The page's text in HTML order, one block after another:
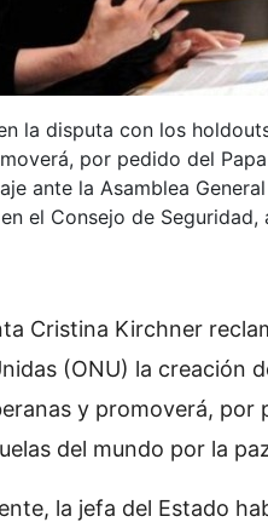
la disputa con los
por pedido del
ante la Asamblea
el Consejo de Seguridad,
Cristina Kirchner
(ONU) la creación
y promoverá, por
del mundo por la
la jefa del Estado